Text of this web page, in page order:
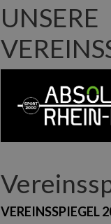
UNSERE
VEREINSSPIEGEL